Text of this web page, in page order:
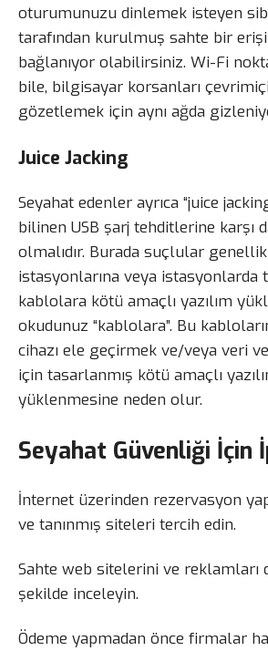
oturumunuzu dinlemek isteyen
tarafından kurulmuş sahte bir
bağlanıyor olabilirsiniz. Wi-Fi
bile, bilgisayar korsanları
gözetlemek için aynı ağda
Juice Jacking
Seyahat edenler ayrıca “juice
bilinen USB şarj tehditlerine karşı
olmalıdır. Burada suçlular
istasyonlarına veya istasyonlarda
kablolara kötü amaçlı yazılım
okudunuz “kablolara”. Bu
cihazı ele geçirmek ve/veya veri
için tasarlanmış kötü amaçlı
yüklenmesine neden olur.
Seyahat Güvenliği İçin
İnternet üzerinden rezervasyon
ve tanınmış siteleri tercih edin.
Sahte web sitelerini ve reklamları
şekilde inceleyin.
Ödeme yapmadan önce firmalar